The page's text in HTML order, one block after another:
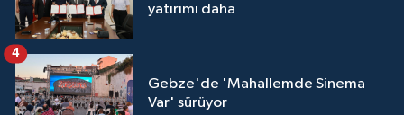
yatırımı daha
Gebze'de 'Mahallemde Sinema
Var' sürüyor
4